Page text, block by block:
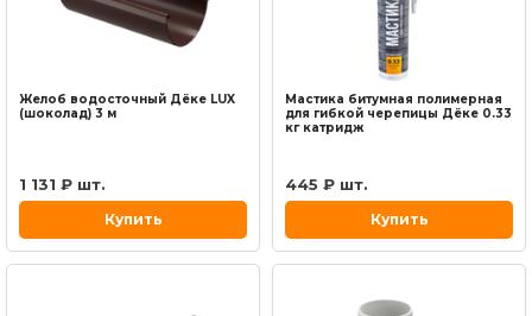
Желоб водосточный Дёке LUX
(шоколад) 3 м
1 131 ₽ шт.
Купить
Мастика битумная полимерная
для гибкой черепицы Дёке 0.33
кг катридж
445 ₽ шт.
Купить